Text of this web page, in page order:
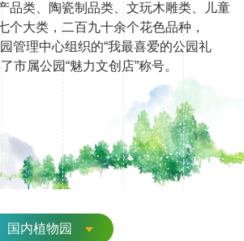
品类、陶瓷制品类、文玩木雕类、儿童
个大类，二百九十余个花色品种，
管理中心组织的“我最喜爱的公园礼
市属公园“魅力文创店”称号。
国内植物园